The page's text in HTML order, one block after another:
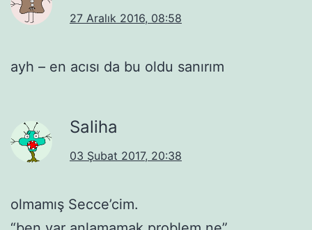
27 Aralık 2016, 08:58
ayh – en acısı da bu oldu sanırım
Saliha
03 Şubat 2017, 20:38
olmamış Secce’cim.